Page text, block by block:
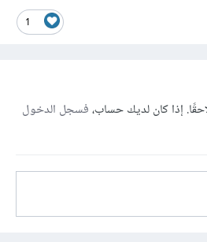
1
إذا كان لديك حساب،فسجل الدخول